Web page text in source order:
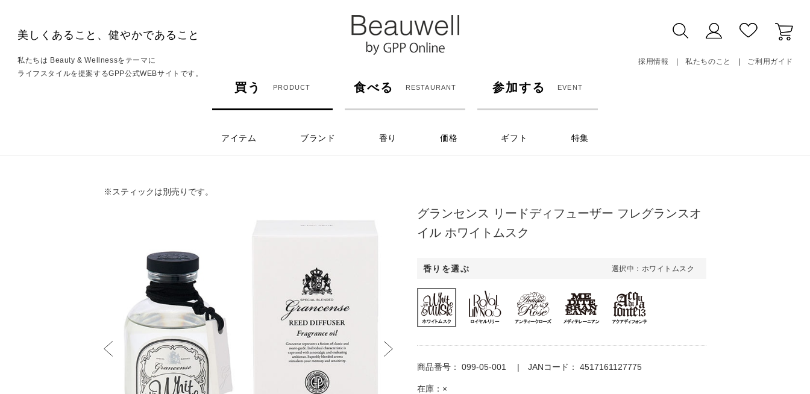
美しくあること、健やかであること
私たちは Beauty & Wellnessをテーマに
ライフスタイルを提案するGPP公式WEBサイトです。
採用情報 私たちのこと ご利用ガイド
買う PRODUCT 食べる RESTAURANT 参加する EVENT
アイテム ブランド 香り 価格 ギフト 特集
※スティックは別売りです。
グランセンス リードディフューザー フレグランスオ
イル ホワイトムスク
香りを選ぶ 選択中：ホワイトムスク
在庫： ×
商品番号： 099-05-001 JANコード： 4517161127775